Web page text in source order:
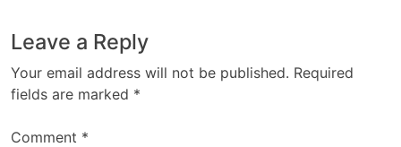
Leave a Reply
Your email address will not be published. Required
fields are marked *
Comment *